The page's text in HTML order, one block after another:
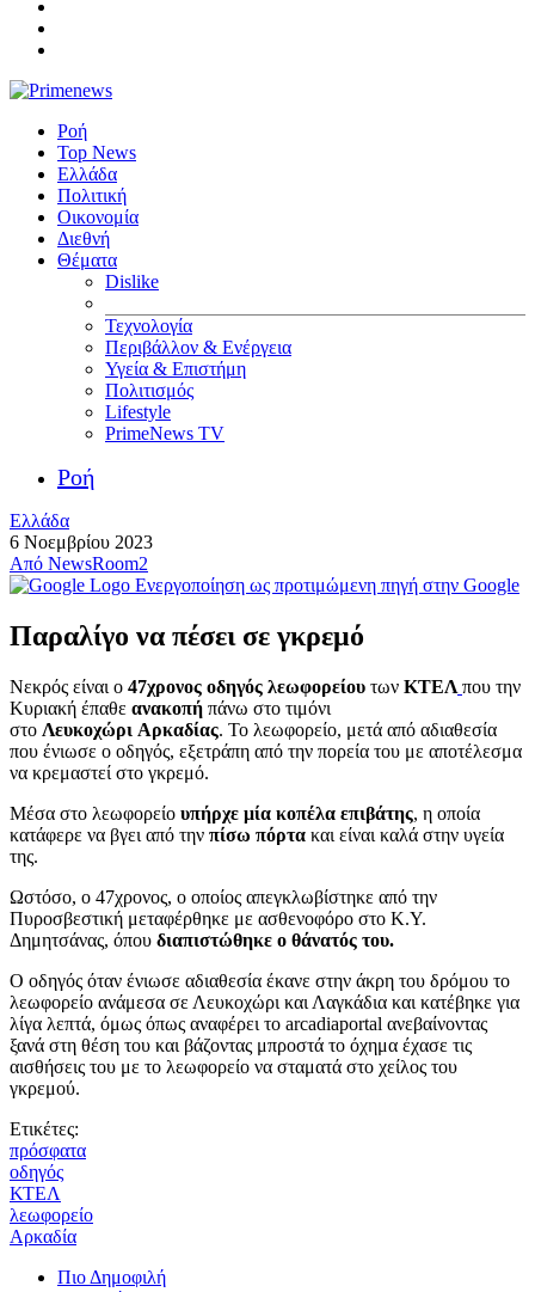
Ροή
Top News
Ελλάδα
Πολιτική
Οικονομία
Διεθνή
Θέματα
Dislike
Τεχνολογία
Περιβάλλον & Ενέργεια
Υγεία & Επιστήμη
Πολιτισμός
Lifestyle
PrimeNews TV
Ροή
Ελλάδα
6 Νοεμβρίου 2023
Από NewsRoom2
Ενεργοποίηση ως προτιμώμενη πηγή στην Google
Παραλίγο να πέσει σε γκρεμό
Νεκρός είναι ο 47χρονος οδηγός λεωφορείου των ΚΤΕΛ που την
Κυριακή έπαθε ανακοπή πάνω στο τιμόνι
στο Λευκοχώρι Αρκαδίας. Το λεωφορείο, μετά από αδιαθεσία
που ένιωσε ο οδηγός, εξετράπη από την πορεία του με αποτέλεσμα
να κρεμαστεί στο γκρεμό.
Μέσα στο λεωφορείο υπήρχε μία κοπέλα επιβάτης, η οποία
κατάφερε να βγει από την πίσω πόρτα και είναι καλά στην υγεία
της.
Ωστόσο, ο 47χρονος, ο οποίος απεγκλωβίστηκε από την
Πυροσβεστική μεταφέρθηκε με ασθενοφόρο στο Κ.Υ.
Δημητσάνας, όπου διαπιστώθηκε ο θάνατός του.
Ο οδηγός όταν ένιωσε αδιαθεσία έκανε στην άκρη του δρόμου το
λεωφορείο ανάμεσα σε Λευκοχώρι και Λαγκάδια και κατέβηκε για
λίγα λεπτά, όμως όπως αναφέρει το arcadiaportal ανεβαίνοντας
ξανά στη θέση του και βάζοντας μπροστά το όχημα έχασε τις
αισθήσεις του με το λεωφορείο να σταματά στο χείλος του
γκρεμού.
Ετικέτες:
πρόσφατα
οδηγός
ΚΤΕΛ
λεωφορείο
Αρκαδία
Πιο Δημοφιλή